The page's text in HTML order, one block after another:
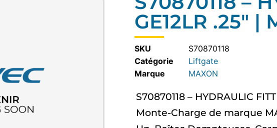
GE12LR .25″ |
SKU
S70870118
Catégorie
Liftgate
MAXON
S70870118 – HYDRAULIC
Monte-Charge de marque